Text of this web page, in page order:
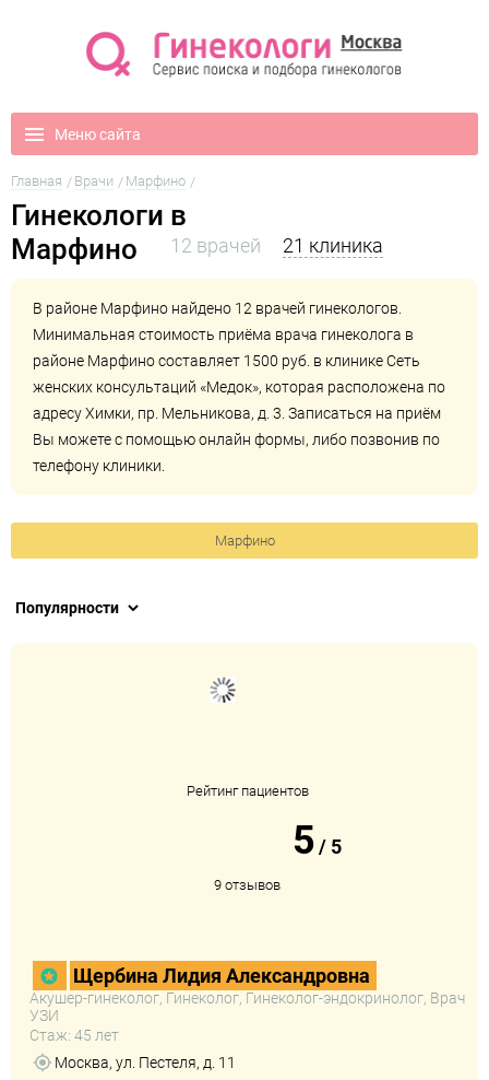
Меню сайта
Главная Врачи Марфино
Гинекологи в
Марфино
12 врачей 21 клиника
В районе Марфино найдено 12 врачей гинекологов.
Минимальная стоимость приёма врача гинеколога в
районе Марфино составляет 1500 руб. в клиникеСеть
женских консультаций «Медок», которая расположена по
адресу Химки, пр. Мельникова, д. 3. Записаться на приём
Вы можете с помощью онлайн формы, либо позвонив по
телефону клиники.
Марфино
Рейтинг пациентов
5/5
9 отзывов
Щербина Лидия Александровна
Акушер-гинеколог, Гинеколог, Гинеколог-эндокринолог, Врач
УЗИ
Стаж: 45 лет
Москва, ул. Пестеля, д. 11